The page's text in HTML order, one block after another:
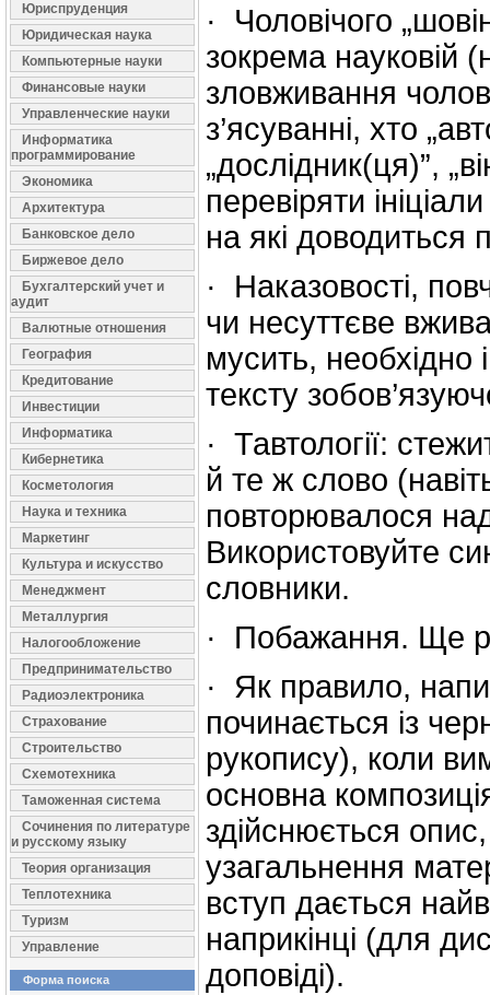
Юриспруденция
Юридическая наука
Компьютерные науки
Финансовые науки
Управленческие науки
Информатика
программирование
Экономика
Архитектура
Банковское дело
Биржевое дело
Бухгалтерский учет и
аудит
Валютные отношения
География
Кредитование
Инвестиции
Информатика
Кибернетика
Косметология
Наука и техника
Маркетинг
Культура и искусство
Менеджмент
Металлургия
Налогообложение
Предпринимательство
Радиоэлектроника
Страхование
Строительство
Схемотехника
Таможенная система
Сочинения по литературе
и русскому языку
Теория организация
Теплотехника
Туризм
Управление
Форма поиска
· Чоловічого
зокрема науковій
зловживання
з’ясуванні, хто
„дослідник(ця)”,
перевіряти
на які доводиться
· Наказовості,
чи несуттєве
мусить, необхідно
тексту
· Тавтології:
й те ж слово
повторювалося
Використовуйте
словники.
· Побажання. Ще
· Як правило,
починається із
рукопису), коли
основна
здійснюється
узагальнення
вступ дається
наприкінці (для
доповіді).